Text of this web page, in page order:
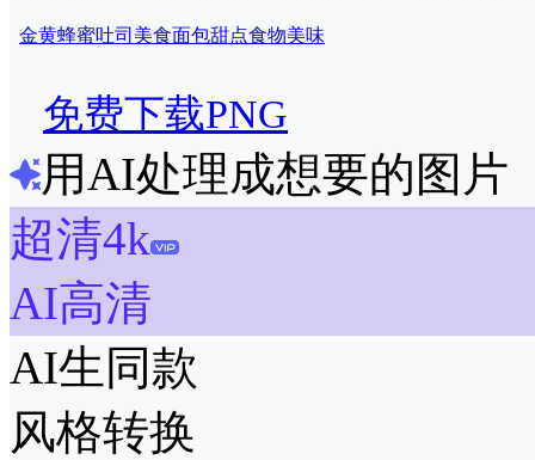
金黄蜂蜜吐司 美食面包甜点食物美味
免费下载PNG
用AI处理成想要的图片
超清4k
AI高清
AI生同款
风格转换